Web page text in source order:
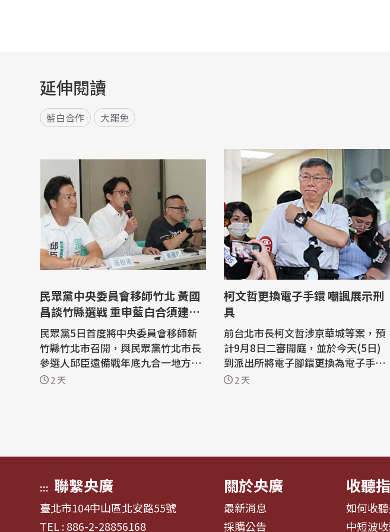
延伸閱讀
藍白合作 大罷免
民眾黨中央委員會移師竹北 黃國
昌談竹縣選戰 重申藍白合須建立
誠信
民眾黨5日首度將中央委員會移師新
竹縣竹北市召開，與民眾黨竹北市長
參選人邱臣遠備戰年底九合一地方大
選。民眾黨主席黃國昌表示，此舉是
2 天
柯文哲更換電子手鐶 嘲諷展示刑
具
前台北市長柯文哲涉京華城等案，預
計9月8日二審開庭，並於今天(5日)
到派出所將電子腳鐶更換為電子手
鐶，他表示，不知為何要換成電子手
2 天
::: 聯繫央廣
臺北市104中山區北安路55號
TEL : 886-2-28856168
關於央廣
最新消息
採購公告
收聽
如何收
中短波